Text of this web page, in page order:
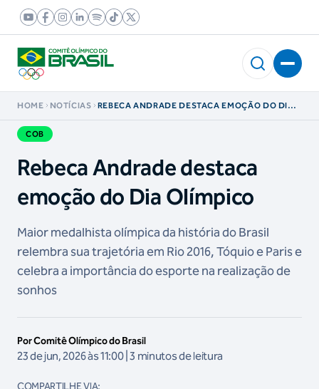
HOME NOTÍCIAS
REBECA ANDRADE DESTACA EMOÇÃO DO DIA
COB
Rebeca Andrade destaca
emoção do Dia Olímpico
Maior medalhista olímpica da história do Brasil
relembra sua trajetória em Rio 2016, Tóquio e Paris e
celebra a importância do esporte na realização de
sonhos
Por Comitê Olímpico do Brasil
23 de jun, 2026 às 11:00 | 3 minutos de leitura
COMPARTILHE VIA: